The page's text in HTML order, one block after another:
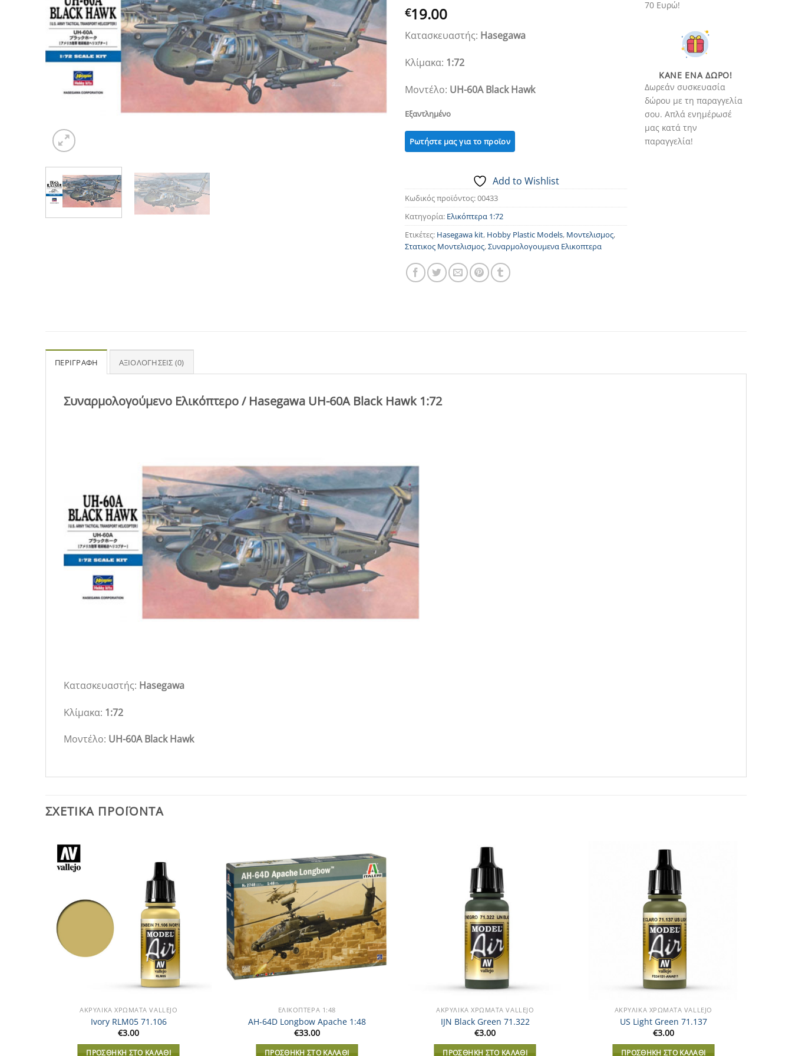
€19.00
Κατασκευαστής: Hasegawa
Κλίμακα: 1:72
Μοντέλο: UH-60A Black Hawk
Εξαντλημένο
Add to Wishlist
Κωδικός προϊόντος:00433
Κατηγορία: Ελικόπτερα 1:72
Ετικέτες: Hasegawa kit, Hobby Plastic Models, Μοντελισμος,
Στατικος Μοντελισμος,Συναρμολογουμενα Ελικοπτερα
70 Ευρώ!
ΚΆΝΕ ΈΝΑ ΔΏΡΟ!
Δωρεάν συσκευασία
δώρου με τη παραγγελία
σου. Απλά ενημέρωσέ
μας κατά την
παραγγελία!
ΠΕΡΙΓΡΑΦΉ ΑΞΙΟΛΟΓΉΣΕΙΣ (0)
Συναρμολογούμενο Ελικόπτερο / Hasegawa UH-60A Black Hawk 1:72
Κατασκευαστής: Hasegawa
Κλίμακα: 1:72
Μοντέλο: UH-60A Black Hawk
ΣΧΕΤΙΚΆ ΠΡΟΪΌΝΤΑ
ΑΚΡΥΛΙΚΆ XΡΏΜΑΤΑ VALLEJO
Ivory RLM05 71.106
€3.00
ΠΡΟΣΘΉΚΗ ΣΤΟ ΚΑΛΆΘΙ
Add to
Wishlist
ΕΛΙΚΌΠΤΕΡΑ 1:48
AH-64D Longbow Apache 1:48
€33.00
ΠΡΟΣΘΉΚΗ ΣΤΟ ΚΑΛΆΘΙ
ΑΚΡΥΛΙΚΆ XΡΏΜΑΤΑ VALLEJO
IJN Black Green 71.322
€3.00
ΠΡΟΣΘΉΚΗ ΣΤΟ ΚΑΛΆΘΙ
ΑΚΡΥΛΙΚΆ XΡΏΜΑΤΑ VALLEJO
US Light Green 71.137
€3.00
ΠΡΟΣΘΉΚΗ ΣΤΟ ΚΑΛΆΘΙ